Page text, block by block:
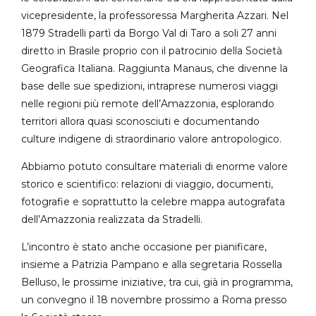
vicepresidente, la professoressa Margherita Azzari. Nel
1879 Stradelli partì da Borgo Val di Taro a soli 27 anni
diretto in Brasile proprio con il patrocinio della Società
Geografica Italiana. Raggiunta Manaus, che divenne la
base delle sue spedizioni, intraprese numerosi viaggi
nelle regioni più remote dell’Amazzonia, esplorando
territori allora quasi sconosciuti e documentando
culture indigene di straordinario valore antropologico.
Abbiamo potuto consultare materiali di enorme valore
storico e scientifico: relazioni di viaggio, documenti,
fotografie e soprattutto la celebre mappa autografata
dell’Amazzonia realizzata da Stradelli.
L’incontro è stato anche occasione per pianificare,
insieme a Patrizia Pampano e alla segretaria Rossella
Belluso, le prossime iniziative, tra cui, già in programma,
un convegno il 18 novembre prossimo a Roma presso